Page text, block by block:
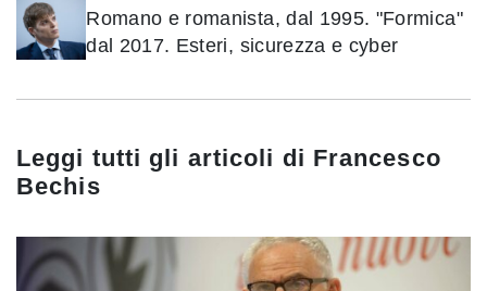
Romano e romanista, dal 1995. "Formica"
dal 2017. Esteri, sicurezza e cyber
Leggi tutti gli articoli di Francesco
Bechis